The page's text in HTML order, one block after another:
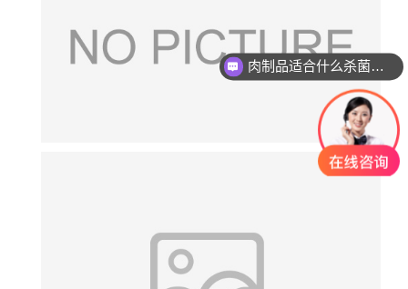
肉制品适合什么杀菌方式?
玻璃瓶燕窝适合什么杀菌方式?